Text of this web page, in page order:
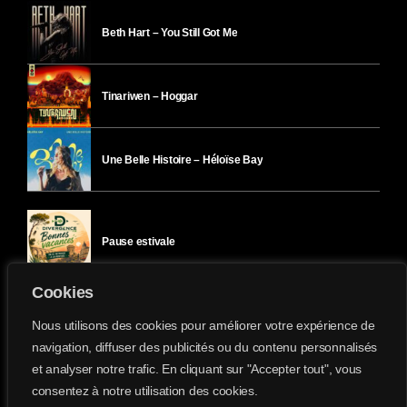
Cookies
Nous utilisons des cookies pour améliorer votre expérience de
navigation, diffuser des publicités ou du contenu personnalisés
et analyser notre trafic. En cliquant sur "Accepter tout", vous
consentez à notre utilisation des cookies.
Beth Hart – You Still Got Me
Tinariwen – Hoggar
Une Belle Histoire – Héloïse Bay
Pause estivale
Ici l’Ombre – mardi 28 juillet